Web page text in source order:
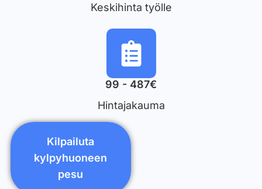
Keskihinta työlle
99 - 487€
Hintajakauma
Kilpailuta
kylpyhuoneen
pesu